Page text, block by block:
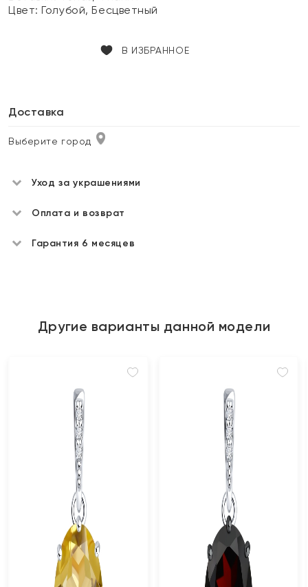
Цвет:Голубой, Бесцветный
В ИЗБРАННОЕ
Доставка
Выберите город
Уход за украшениями
Оплата и возврат
Гарантия 6 месяцев
Другие варианты данной модели